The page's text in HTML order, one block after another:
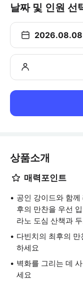
날짜 및 인원 선
상품소개
매력포인트
공인 강이드와 함
후의 만찬을 우선
라노 도심 산책과
다빈치의 최후의
하세요
벽화를 그리는 데
세요